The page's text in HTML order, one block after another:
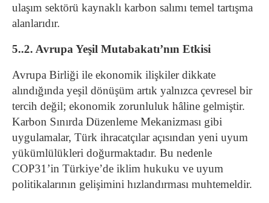
ulaşım sektörü kaynaklı karbon salımı temel tartışma
alanlarıdır.
5..2. Avrupa Yeşil Mutabakatı’nın Etkisi
Avrupa Birliği ile ekonomik ilişkiler dikkate
alındığında yeşil dönüşüm artık yalnızca çevresel bir
tercih değil; ekonomik zorunluluk hâline gelmiştir.
Karbon Sınırda Düzenleme Mekanizması gibi
uygulamalar, Türk ihracatçılar açısından yeni uyum
yükümlülükleri doğurmaktadır. Bu nedenle
COP31’in Türkiye’de iklim hukuku ve uyum
politikalarının gelişimini hızlandırması muhtemeldir.